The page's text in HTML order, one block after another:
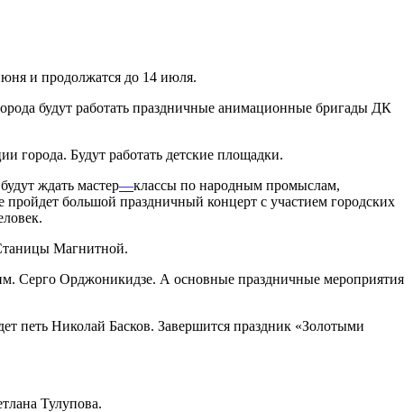
и продолжатся до 14 июля.
будут работать праздничные анимационные бригады ДК
города. Будут работать детские площадки.
ждать мастер—классы по народным промыслам,
большой праздничный концерт с участием городских
Магнитной.
Серго Орджоникидзе. А основные праздничные мероприятия
петь Николай Басков. Завершится праздник «Золотыми
Тулупова.